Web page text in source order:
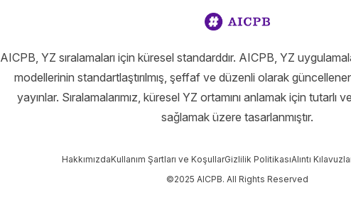
AICPB, YZ sıralamaları için küresel standarddır. AICPB, YZ
modellerinin standartlaştırılmış, şeffaf ve düzenli olarak güncellenen
yayınlar. Sıralamalarımız, küresel YZ ortamını anlamak için tutarlı
sağlamak üzere tasarlanmıştır.
HakkımızdaKullanım Şartları ve KoşullarGizlilik PolitikasıAlıntı
©2025 AICPB. All Rights Reserved